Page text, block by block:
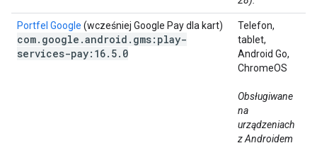
Portfel Google (wcześniej Google Pay dla kart)
com. google .android . gms:play-
services-pay:16. 5. 0
Telefon,
tablet,
Android Go,
ChromeOS
Obsługiwane
na
urządzeniach
z Androidem